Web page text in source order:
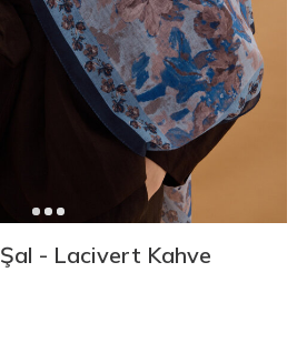
- Lacivert Kahve